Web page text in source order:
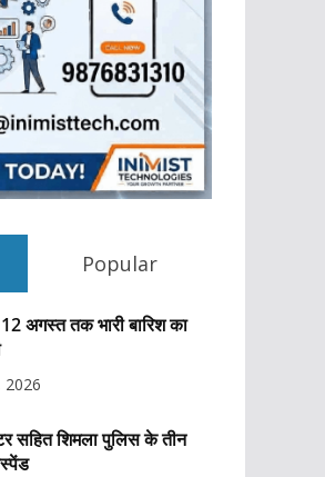
Popular
अगस्त तक भारी बारिश का
2026
सहित शिमला पुलिस के तीन